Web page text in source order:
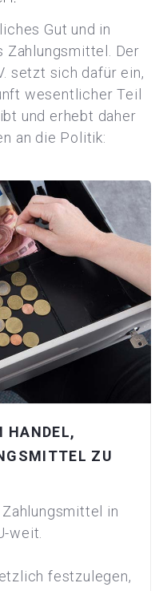
Gut und in
Zahlungsmittel. Der
setzt sich dafür ein,
wesentlicher Teil
und erhebt daher
an die Politik:
HANDEL,
ZU
in
weit.
festzulegen,